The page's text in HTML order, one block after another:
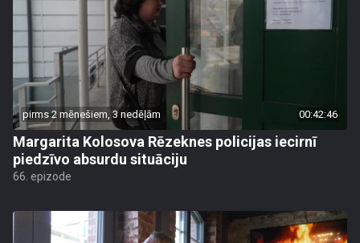
pirms 2 mēnešiem, 3 nedēļām 00:42:46
Margarita Kolosova Rēzeknes policijas iecirnī
piedzīvo absurdu situāciju
66. epizode